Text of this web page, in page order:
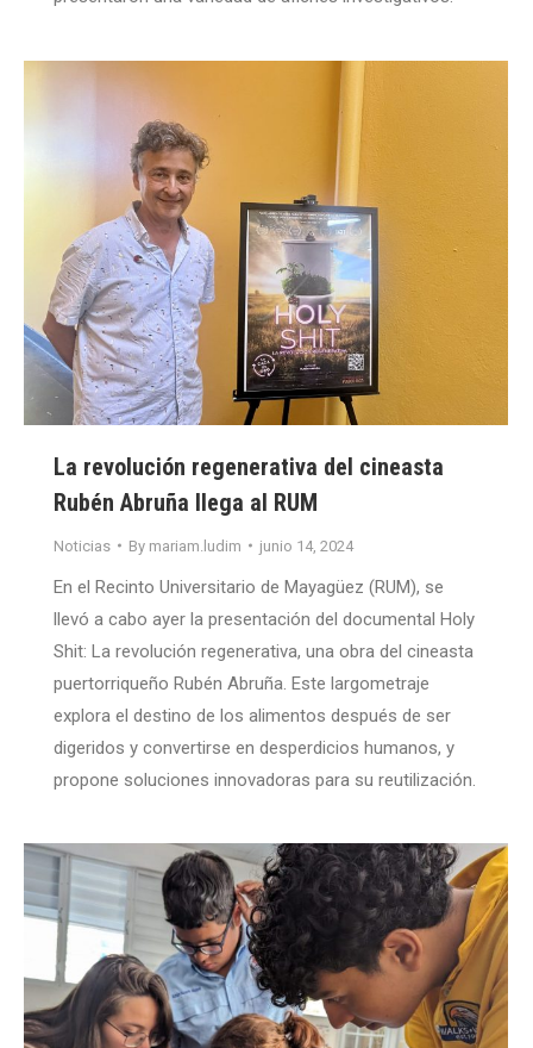
La revolución regenerativa del cineasta
Rubén Abruña llega al RUM
Noticias By mariam.ludim junio 14, 2024
En el Recinto Universitario de Mayagüez (RUM), se
llevó a cabo ayer la presentación del documental Holy
Shit: La revolución regenerativa, una obra del cineasta
puertorriqueño Rubén Abruña. Este largometraje
explora el destino de los alimentos después de ser
digeridos y convertirse en desperdicios humanos, y
propone soluciones innovadoras para su reutilización.